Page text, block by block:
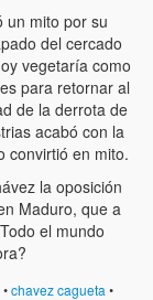
un mito por su
del cercado
vegetaría como
para retornar al
de la derrota de
acabó con la
convirtió en mito.
la oposición
Maduro, que a
el mundo
•chavez cagueta •